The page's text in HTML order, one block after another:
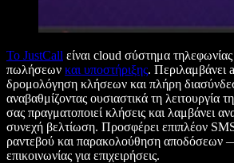
Το JustCall είναι cloud σύστημα
πωλήσεων και υποστήριξης. Περιλαμβάνει
δρομολόγηση κλήσεων και πλήρη
αναβαθμίζοντας ουσιαστικά τη λειτουργία
σας πραγματοποιεί κλήσεις και λαμβάνει
συνεχή βελτίωση. Προσφέρει επιπλέον
ραντεβού και παρακολούθηση
επικοινωνίας για επιχειρήσεις.